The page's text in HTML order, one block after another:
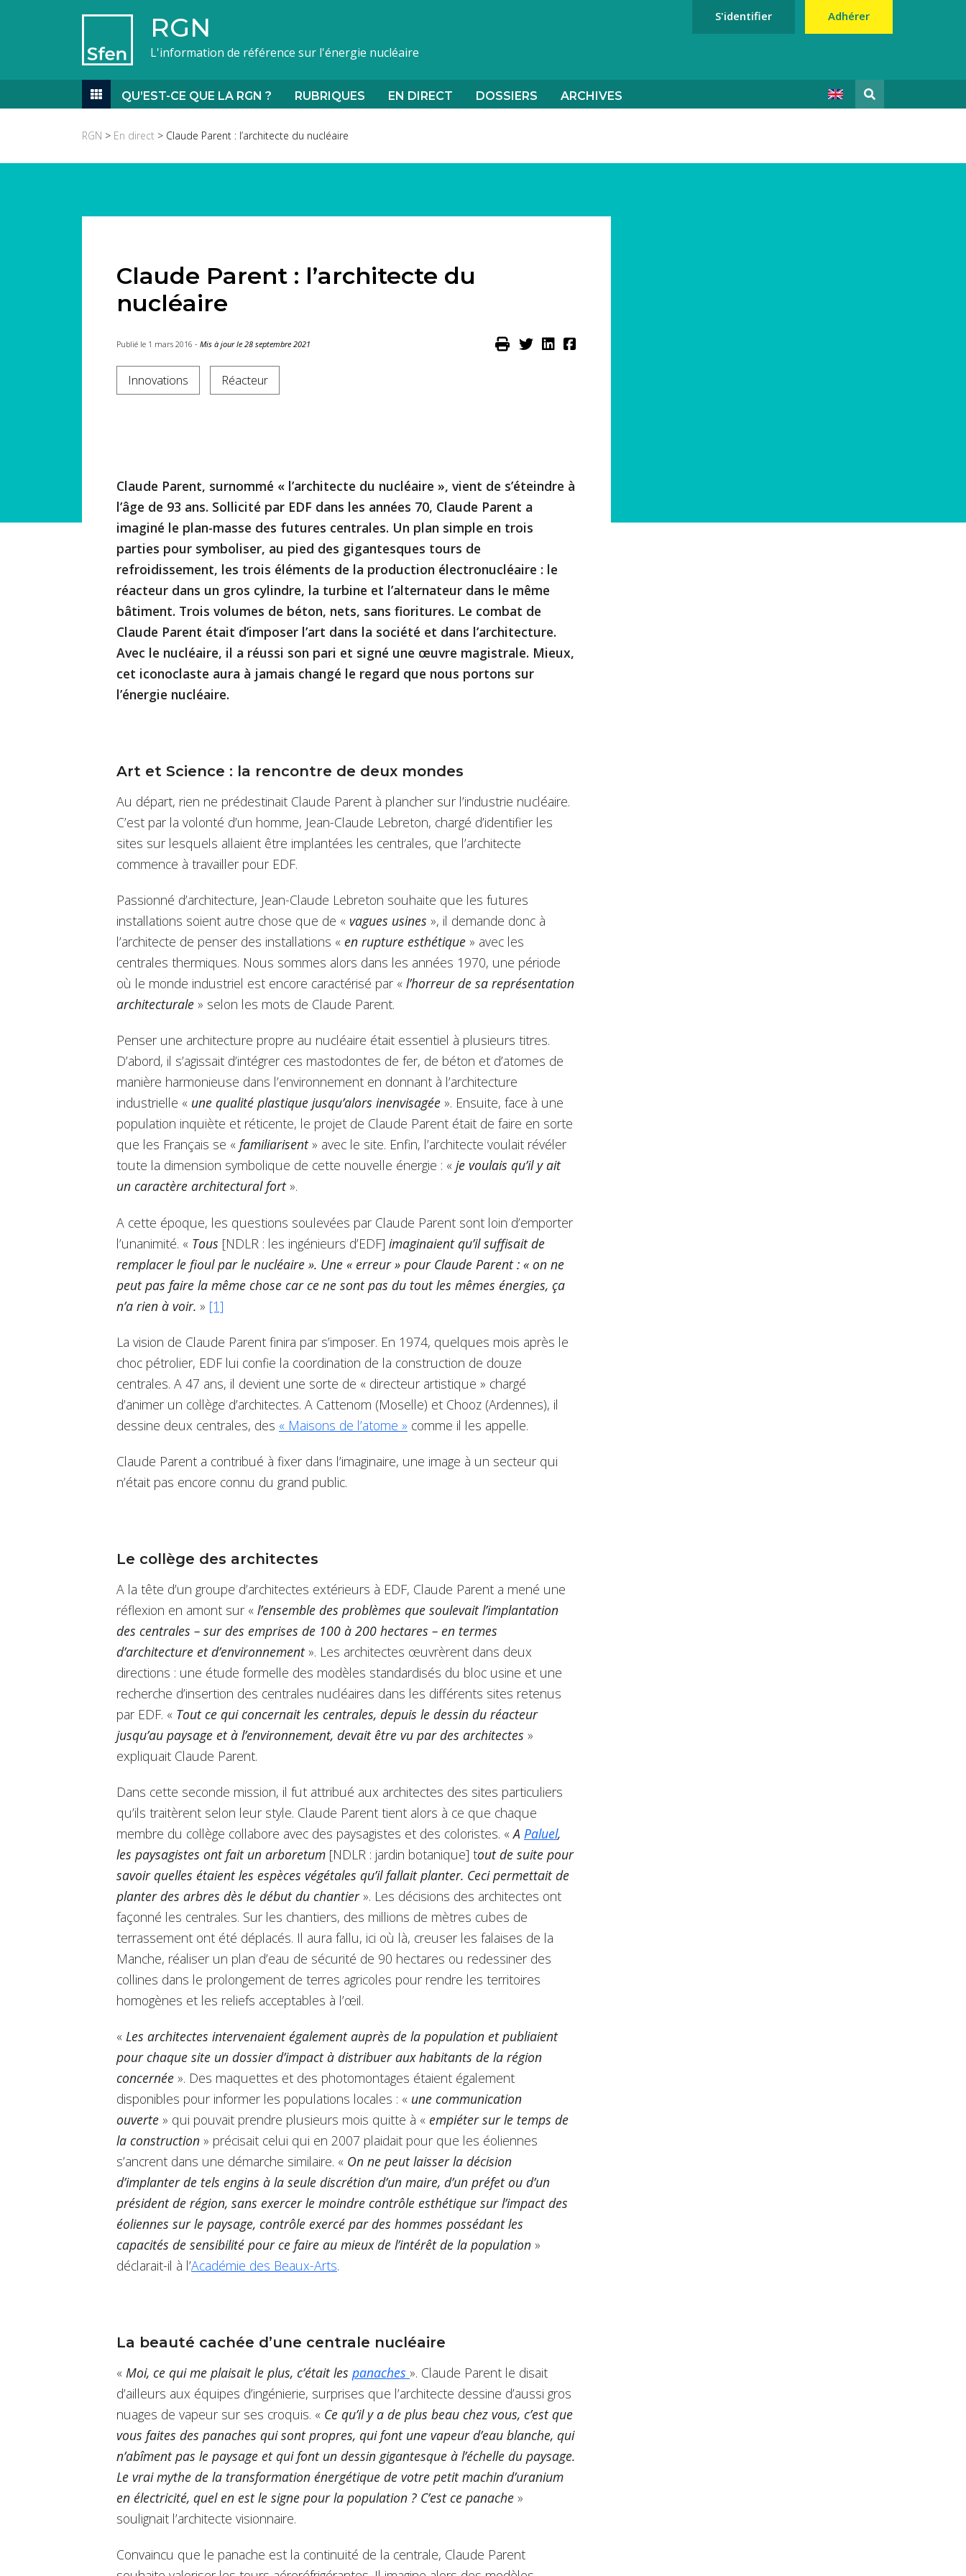
RGN
L'information de référence sur l'énergie nucléaire
S'identifier Adhérer
QU’EST-CE QUE LA RGN ? RUBRIQUES EN DIRECT DOSSIERS ARCHIVES
RGN > En direct > Claude Parent : l’architecte du nucléaire
Claude Parent : l’architecte du
nucléaire
Publié le 1 mars 2016 - Mis à jour le 28 septembre 2021
Innovations Réacteur
Claude Parent, surnommé « l’architecte du nucléaire », vient de s’éteindre à
l’âge de 93 ans. Sollicité par EDF dans les années 70, Claude Parent a
imaginé le plan-masse des futures centrales. Un plan simple en trois
parties pour symboliser, au pied des gigantesques tours de
refroidissement, les trois éléments de la production électronucléaire : le
réacteur dans un gros cylindre, la turbine et l’alternateur dans le même
bâtiment. Trois volumes de béton, nets, sans fioritures. Le combat de
Claude Parent était d’imposer l’art dans la société et dans l’architecture.
Avec le nucléaire, il a réussi son pari et signé une œuvre magistrale. Mieux,
cet iconoclaste aura à jamais changé le regard que nous portons sur
l’énergie nucléaire.
Art et Science : la rencontre de deux mondes
Au départ, rien ne prédestinait Claude Parent à plancher sur l’industrie nucléaire.
C’est par la volonté d’un homme, Jean-Claude Lebreton, chargé d’identifier les
sites sur lesquels allaient être implantées les centrales, que l’architecte
commence à travailler pour EDF.
Passionné d’architecture, Jean-Claude Lebreton souhaite que les futures
installations soient autre chose que de « vagues usines », il demande donc à
l’architecte de penser des installations « en rupture esthétique » avec les
centrales thermiques. Nous sommes alors dans les années 1970, une période
où le monde industriel est encore caractérisé par « l’horreur de sa représentation
architecturale » selon les mots de Claude Parent.
Penser une architecture propre au nucléaire était essentiel à plusieurs titres.
D’abord, il s’agissait d’intégrer ces mastodontes de fer, de béton et d’atomes de
manière harmonieuse dans l’environnement en donnant à l’architecture
industrielle « une qualité plastique jusqu’alors inenvisagée ». Ensuite, face à une
population inquiète et réticente, le projet de Claude Parent était de faire en sorte
que les Français se « familiarisent» avec le site. Enfin, l’architecte voulait révéler
toute la dimension symbolique de cette nouvelle énergie : « je voulais qu’il y ait
un caractère architectural fort».
A cette époque, les questions soulevées par Claude Parent sont loin d’emporter
l’unanimité. « Tous [NDLR : les ingénieurs d’EDF] imaginaient qu’il suffisait de
remplacer le fioul par le nucléaire ». Une « erreur » pour Claude Parent : « on ne
peut pas faire la même chose car ce ne sont pas du tout les mêmes énergies, ça
n’a rien à voir. » [1]
La vision de Claude Parent finira par s’imposer. En 1974, quelques mois après le
choc pétrolier, EDF lui confie la coordination de la construction de douze
centrales. A 47 ans, il devient une sorte de « directeur artistique » chargé
d’animer un collège d’architectes. A Cattenom (Moselle) et Chooz (Ardennes), il
dessine deux centrales, des « Maisons de l’atome » comme il les appelle.
Claude Parent a contribué à fixer dans l’imaginaire, une image à un secteur qui
n’était pas encore connu du grand public.
Le collège des architectes
A la tête d’un groupe d’architectes extérieurs à EDF, Claude Parent a mené une
réflexion en amont sur « l’ensemble des problèmes que soulevait l’implantation
des centrales – sur des emprises de 100 à 200 hectares – en termes
d’architecture et d’environnement». Les architectes œuvrèrent dans deux
directions : une étude formelle des modèles standardisés du bloc usine et une
recherche d’insertion des centrales nucléaires dans les différents sites retenus
par EDF. « Tout ce qui concernait les centrales, depuis le dessin du réacteur
jusqu’au paysage et à l’environnement, devait être vu par des architectes »
expliquait Claude Parent.
Dans cette seconde mission, il fut attribué aux architectes des sites particuliers
qu’ils traitèrent selon leur style. Claude Parent tient alors à ce que chaque
membre du collège collabore avec des paysagistes et des coloristes. «A Paluel,
les paysagistes ont fait un arboretum [NDLR : jardin botanique] tout de suite pour
savoir quelles étaient les espèces végétales qu’il fallait planter. Ceci permettait de
planter des arbres dès le début du chantier». Les décisions des architectes ont
façonné les centrales. Sur les chantiers, des millions de mètres cubes de
terrassement ont été déplacés. Il aura fallu, ici où là, creuser les falaises de la
Manche, réaliser un plan d’eau de sécurité de 90 hectares ou redessiner des
collines dans le prolongement de terres agricoles pour rendre les territoires
homogènes et les reliefs acceptables à l’œil.
« Les architectes intervenaient également auprès de la population et publiaient
pour chaque site un dossier d’impact à distribuer aux habitants de la région
concernée ». Des maquettes et des photomontages étaient également
disponibles pour informer les populations locales : « une communication
ouverte » qui pouvait prendre plusieurs mois quitte à « empiéter sur le temps de
la construction » précisait celui qui en 2007 plaidait pour que les éoliennes
s’ancrent dans une démarche similaire. « On ne peut laisser la décision
d’implanter de tels engins à la seule discrétion d’un maire, d’un préfet ou d’un
président de région, sans exercer le moindre contrôle esthétique sur l’impact des
éoliennes sur le paysage, contrôle exercé par des hommes possédant les
capacités de sensibilité pour ce faire au mieux de l’intérêt de la population »
déclarait-il à l’Académie des Beaux-Arts.
La beauté cachée d’une centrale nucléaire
« Moi, ce qui me plaisait le plus, c’était les panaches ». Claude Parent le disait
d’ailleurs aux équipes d’ingénierie, surprises que l’architecte dessine d’aussi gros
nuages de vapeur sur ses croquis. « Ce qu’il y a de plus beau chez vous, c’est que
vous faites des panaches qui sont propres, qui font une vapeur d’eau blanche, qui
n’abîment pas le paysage et qui font un dessin gigantesque à l’échelle du paysage.
Le vrai mythe de la transformation énergétique de votre petit machin d’uranium
en électricité, quel en est le signe pour la population ? C’est ce panache »
soulignait l’architecte visionnaire.
Convaincu que le panache est la continuité de la centrale, Claude Parent